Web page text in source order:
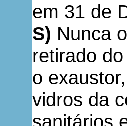
em 31 de
S) Nunca
retirado
o
vidros da